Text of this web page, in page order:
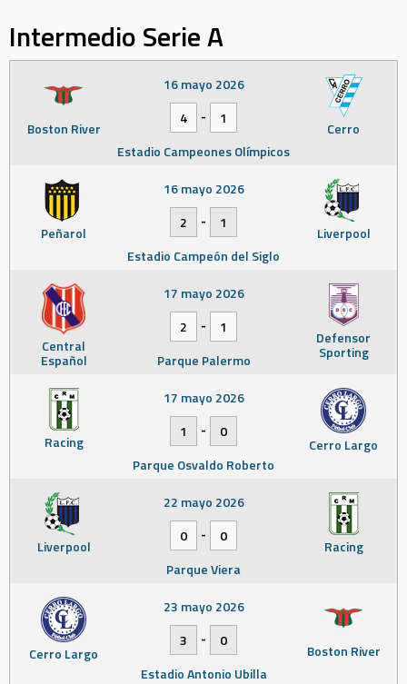
Intermedio Serie A
Boston River Cerro
16 mayo 2026
4
-
1
Estadio Campeones Olímpicos
Peñarol Liverpool
16 mayo 2026
2
-
1
Estadio Campeón del Siglo
Central
Español
Defensor
Sporting
17 mayo 2026
2
-
1
Parque Palermo
Racing Cerro Largo
17 mayo 2026
1
-
0
Parque Osvaldo Roberto
Liverpool Racing
22 mayo 2026
0
-
0
Parque Viera
Cerro Largo Boston River
23 mayo 2026
3
-
0
Estadio Antonio Ubilla